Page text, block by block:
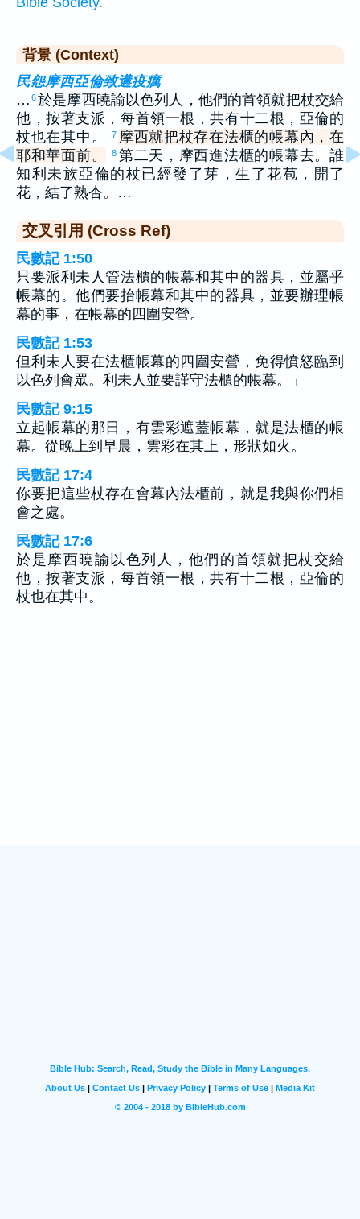
背景 (Context)
民怨摩西亞倫致遘疫癘
… 6於是摩西曉諭以色列人，他們的首領就把杖交給
他，按著支派，每首領一根，共有十二根，亞倫的
杖也在其中。
7 摩西就把杖存在法櫃的帳幕內，在
耶和華面前。
8 第二天，摩西進法櫃的帳幕去。誰
知利未族亞倫的杖已經發了芽，生了花苞，開了
花，結了熟杏。…
交叉引用 (Cross Ref)
民數記 1:50
只要派利未人管法櫃的帳幕和其中的器具，並屬乎
帳幕的。他們要抬帳幕和其中的器具，並要辦理帳
幕的事，在帳幕的四圍安營。
民數記 1:53
但利未人要在法櫃帳幕的四圍安營，免得憤怒臨到
以色列會眾。利未人並要謹守法櫃的帳幕。」
民數記 9:15
立起帳幕的那日，有雲彩遮蓋帳幕，就是法櫃的帳
幕。從晚上到早晨，雲彩在其上，形狀如火。
民數記 17:4
你要把這些杖存在會幕內法櫃前，就是我與你們相
會之處。
民數記 17:6
於是摩西曉諭以色列人，他們的首領就把杖交給
他，按著支派，每首領一根，共有十二根，亞倫的
杖也在其中。